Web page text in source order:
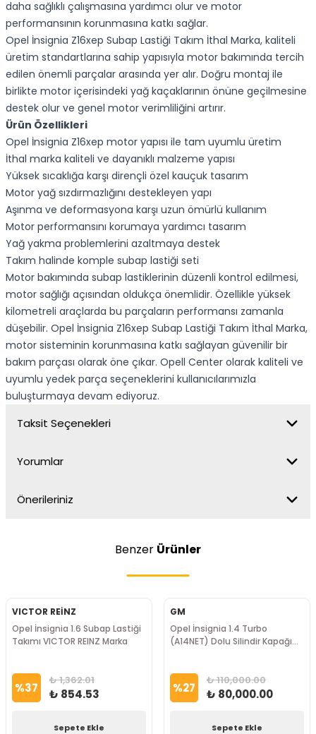
daha sağlıklı çalışmasına yardımcı olur ve motor
performansının korunmasına katkı sağlar.
Opel İnsignia Z16xep Subap Lastiği Takım İthal Marka, kaliteli
üretim standartlarına sahip yapısıyla motor bakımında tercih
edilen önemli parçalar arasında yer alır. Doğru montaj ile
birlikte motor içerisindeki yağ kaçaklarının önüne geçilmesine
destek olur ve genel motor verimliliğini artırır.
Ürün Özellikleri
Opel İnsignia Z16xep motor yapısı ile tam uyumlu üretim
İthal marka kaliteli ve dayanıklı malzeme yapısı
Yüksek sıcaklığa karşı dirençli özel kauçuk tasarım
Motor yağ sızdırmazlığını destekleyen yapı
Aşınma ve deformasyona karşı uzun ömürlü kullanım
Motor performansını korumaya yardımcı tasarım
Yağ yakma problemlerini azaltmaya destek
Takım halinde komple subap lastiği seti
Motor bakımında subap lastiklerinin düzenli kontrol edilmesi,
motor sağlığı açısından oldukça önemlidir. Özellikle yüksek
kilometreli araçlarda bu parçaların performansı zamanla
düşebilir. Opel İnsignia Z16xep Subap Lastiği Takım İthal Marka,
motor sisteminin korunmasına katkı sağlayan güvenilir bir
bakım parçası olarak öne çıkar. Opell Center olarak kaliteli ve
uyumlu yedek parça seçeneklerini kullanıcılarımızla
buluşturmaya devam ediyoruz.
Taksit Seçenekleri
Yorumlar
Önerileriniz
Benzer Ürünler
VICTOR REİNZ
Opel İnsignia 1.6 Subap Lastiği
Takımı VICTOR REINZ Marka
%37 ₺ 1,362.01
₺ 854.53
Sepete Ekle
GM
Opel İnsignia 1.4 Turbo
(A14NET) Dolu Silindir Kapağı
%27 ₺ 110,000.00
₺ 80,000.00
Sepete Ekle